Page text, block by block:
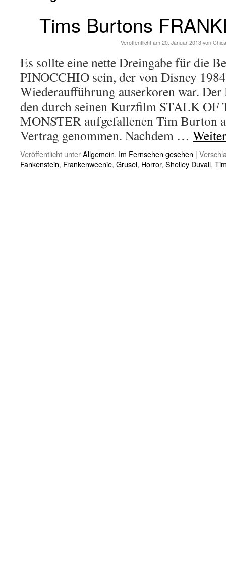
Tims Burtons
Veröffentlicht am 20. Januar 2013 von
Es sollte eine nette Dreingabe für die
PINOCCHIO sein, der von Disney
Wiederaufführung auserkoren war.
den durch seinen Kurzfilm STALK OF
MONSTER aufgefallenen Tim Burton
Vertrag genommen. Nachdem …
Veröffentlicht unterAllgemein, Im Fernsehen gesehen |
Fankenstein, Frankenweenie, Grusel, Horror, Shelley Duvall,